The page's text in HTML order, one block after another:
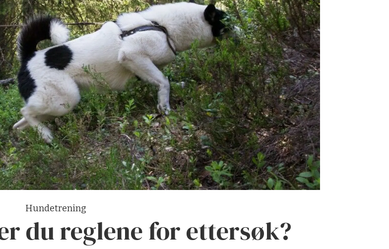
Hundetrening
du reglene for ettersøk?